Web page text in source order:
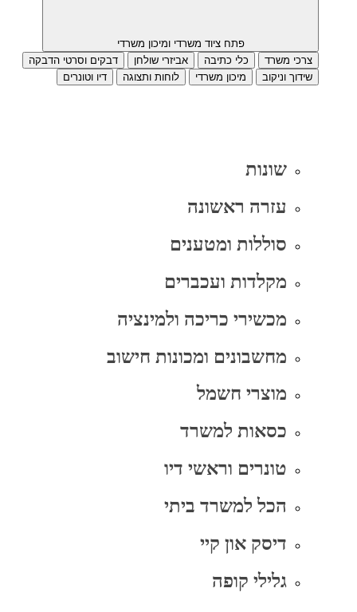
פתח ציוד משרדי ומיכון משרדי
צרכי משרד
כלי כתיבה אביזרי שולחן
דבקים וסרטי הדבקה
שידוך וניקוב
מיכון משרדי לוחות ותצוגה דיו וטונרים
שונות
עזרה ראשונה
סוללות ומטענים
מקלדות ועכברים
מכשירי כריכה ולמינציה
מחשבונים ומכונות חישוב
מוצרי חשמל
כסאות למשרד
טונרים וראשי דיו
הכל למשרד ביתי
דיסק און קיי
גלילי קופה